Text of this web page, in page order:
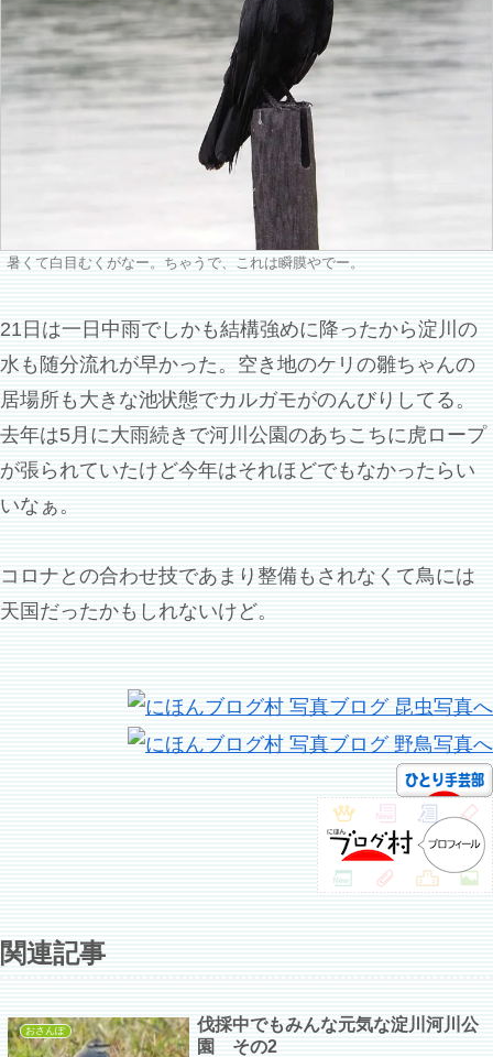
暑くて白目むくがなー。ちゃうで、これは瞬膜やでー。
21日は一日中雨でしかも結構強めに降ったから淀川の
水も随分流れが早かった。空き地のケリの雛ちゃんの
居場所も大きな池状態でカルガモがのんびりしてる。
去年は5月に大雨続きで河川公園のあちこちに虎ロープ
が張られていたけど今年はそれほどでもなかったらい
いなぁ。
コロナとの合わせ技であまり整備もされなくて鳥には
天国だったかもしれないけど。
関連記事
おさんぽ
伐採中でもみんな元気な淀川河川公
園 その2